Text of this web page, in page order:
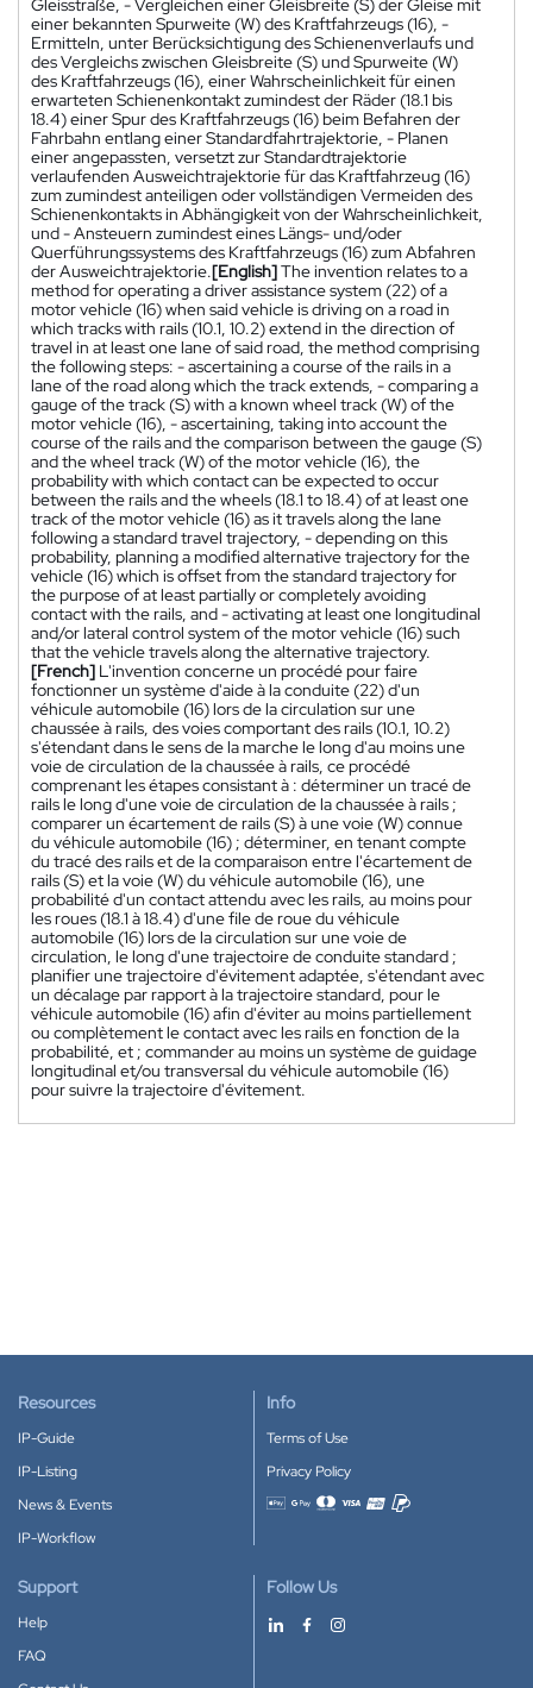
einer bekannten Spurweite (W) des Kraftfahrzeugs (16), -
Ermitteln, unter Berücksichtigung des Schienenverlaufs und
des Vergleichs zwischen Gleisbreite (S) und Spurweite (W)
des Kraftfahrzeugs (16), einer Wahrscheinlichkeit für einen
erwarteten Schienenkontakt zumindest der Räder (18.1 bis
18.4) einer Spur des Kraftfahrzeugs (16) beim Befahren der
Fahrbahn entlang einer Standardfahrtrajektorie, - Planen
einer angepassten, versetzt zur Standardtrajektorie
verlaufenden Ausweichtrajektorie für das Kraftfahrzeug (16)
zum zumindest anteiligen oder vollständigen Vermeiden des
Schienenkontakts in Abhängigkeit von der Wahrscheinlichkeit,
und - Ansteuern zumindest eines Längs- und/oder
Querführungssystems des Kraftfahrzeugs (16) zum Abfahren
der Ausweichtrajektorie.[English]The invention relates to a
method for operating a driver assistance system (22) of a
motor vehicle (16) when said vehicle is driving on a road in
which tracks with rails (10.1, 10.2) extend in the direction of
travel in at least one lane of said road, the method comprising
the following steps: - ascertaining a course of the rails in a
lane of the road along which the track extends, - comparing a
gauge of the track (S) with a known wheel track (W) of the
motor vehicle (16), - ascertaining, taking into account the
course of the rails and the comparison between the gauge (S)
and the wheel track (W) of the motor vehicle (16), the
probability with which contact can be expected to occur
between the rails and the wheels (18.1 to 18.4) of at least one
track of the motor vehicle (16) as it travels along the lane
following a standard travel trajectory, - depending on this
probability, planning a modified alternative trajectory for the
vehicle (16) which is offset from the standard trajectory for
the purpose of at least partially or completely avoiding
contact with the rails, and - activating at least one longitudinal
and/or lateral control system of the motor vehicle (16) such
that the vehicle travels along the alternative trajectory.
[French] L'invention concerne un procédé pour faire
fonctionner un système d'aide à la conduite (22) d'un
véhicule automobile (16) lors de la circulation sur une
chaussée à rails, des voies comportant des rails (10.1, 10.2)
s'étendant dans le sens de la marche le long d'au moins une
voie de circulation de la chaussée à rails, ce procédé
comprenant les étapes consistant à : déterminer un tracé de
rails le long d'une voie de circulation de la chaussée à rails ;
comparer un écartement de rails (S) à une voie (W) connue
du véhicule automobile (16) ; déterminer, en tenant compte
du tracé des rails et de la comparaison entre l'écartement de
rails (S) et la voie (W) du véhicule automobile (16), une
probabilité d'un contact attendu avec les rails, au moins pour
les roues (18.1 à 18.4) d'une file de roue du véhicule
automobile (16) lors de la circulation sur une voie de
circulation, le long d'une trajectoire de conduite standard ;
planifier une trajectoire d'évitement adaptée, s'étendant avec
un décalage par rapport à la trajectoire standard, pour le
véhicule automobile (16) afin d'éviter au moins partiellement
ou complètement le contact avec les rails en fonction de la
probabilité, et ; commander au moins un système de guidage
longitudinal et/ou transversal du véhicule automobile (16)
pour suivre la trajectoire d'évitement.
Resources
IP-Guide
IP-Listing
News & Events
IP-Workflow
Info
Terms of Use
Privacy Policy
Accepted payment methods
Support
Help
FAQ
Follow Us